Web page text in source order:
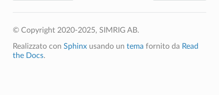
© Copyright 2020-2025, SIMRIG AB.
Realizzato con Sphinxusando un tema fornito da Read
the Docs.